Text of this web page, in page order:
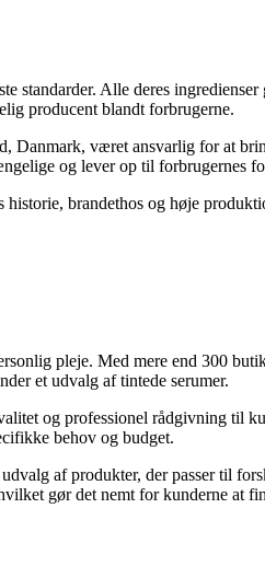
Alle deres
producent blandt forbrugerne.
Danmark, været ansvarlig for at
og lever op til forbrugernes
brandethos og høje
pleje. Med mere end 300
et udvalg af tintede serumer.
og professionel rådgivning til
behov og budget.
af produkter, der passer til
gør det nemt for kunderne at